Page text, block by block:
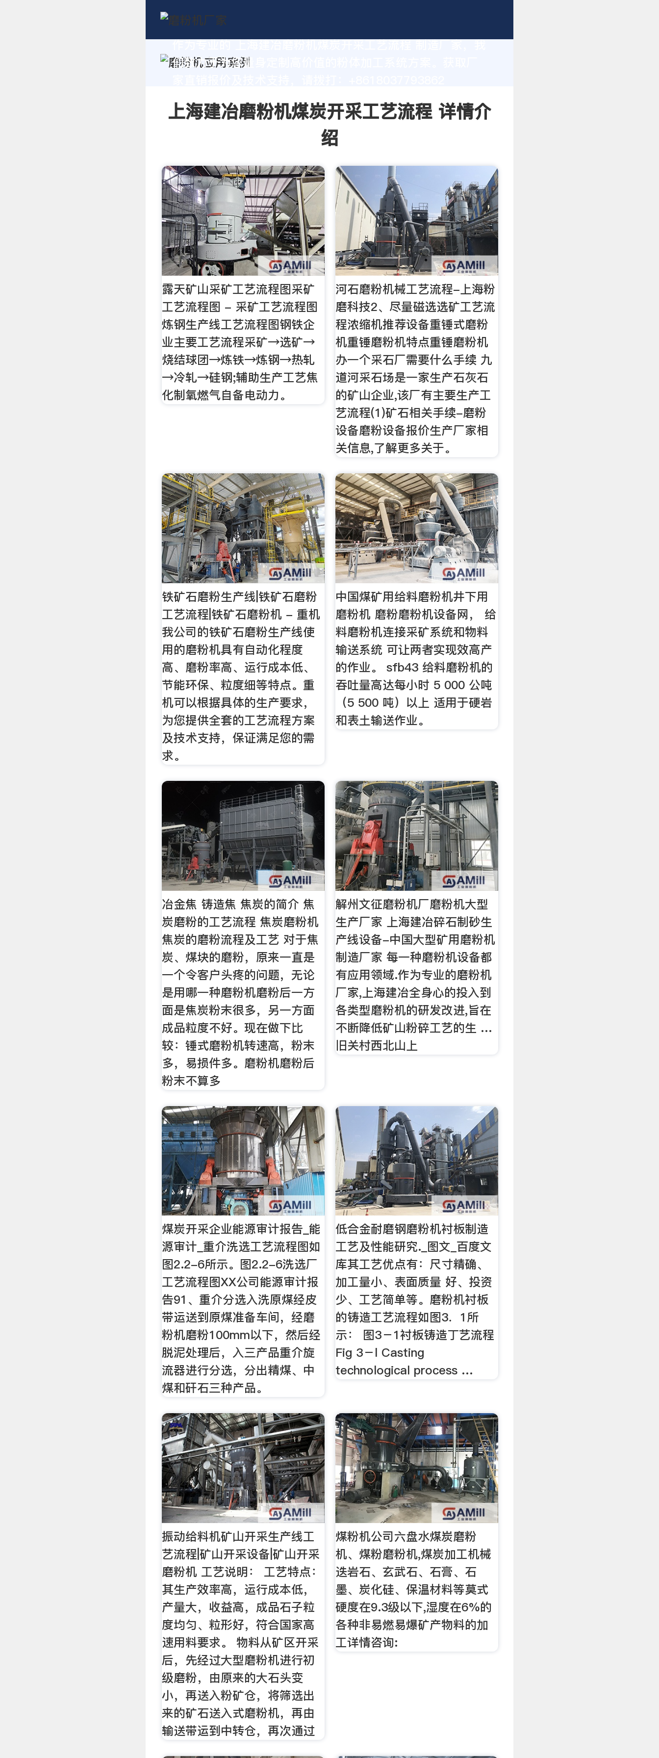
们致力于为您量身定制高价值的粉体加工系统方案。获取厂
上海建冶磨粉机煤炭开采工艺流程 详情介
绍
露天矿山采矿工艺流程图采矿
工艺流程图 - 采矿工艺流程图
炼钢生产线工艺流程图钢铁企
业主要工艺流程采矿→选矿→
烧结球团→炼铁→炼钢→热轧
→冷轧→硅钢;辅助生产工艺焦
化制氧燃气自备电动力。
河石磨粉机械工艺流程-上海粉
磨科技2、尽量磁选选矿工艺流
程浓缩机推荐设备重锤式磨粉
机重锤磨粉机特点重锤磨粉机
办一个采石厂需要什么手续 九
道河采石场是一家生产石灰石
的矿山企业,该厂有主要生产工
艺流程(1)矿石相关手续-磨粉
设备磨粉设备报价生产厂家相
关信息,了解更多关于。
铁矿石磨粉生产线|铁矿石磨粉
工艺流程|铁矿石磨粉机 - 重机
我公司的铁矿石磨粉生产线使
用的磨粉机具有自动化程度
高、磨粉率高、运行成本低、
节能环保、粒度细等特点。重
机可以根据具体的生产要求，
为您提供全套的工艺流程方案
及技术支持，保证满足您的需
求。
中国煤矿用给料磨粉机井下用
磨粉机 磨粉磨粉机设备网， 给
料磨粉机连接采矿系统和物料
输送系统 可让两者实现效高产
的作业。 sfb43 给料磨粉机的
吞吐量高达每小时 5 000 公吨
（5 500 吨）以上 适用于硬岩
和表土输送作业。
冶金焦 铸造焦 焦炭的简介 焦
炭磨粉的工艺流程 焦炭磨粉机
焦炭的磨粉流程及工艺 对于焦
炭、煤块的磨粉，原来一直是
一个令客户头疼的问题，无论
是用哪一种磨粉机磨粉后一方
面是焦炭粉末很多，另一方面
成品粒度不好。现在做下比
较：锤式磨粉机转速高，粉末
多，易损件多。磨粉机磨粉后
粉末不算多
解州文征磨粉机厂磨粉机大型
生产厂家 上海建冶碎石制砂生
产线设备-中国大型矿用磨粉机
制造厂家 每一种磨粉机设备都
有应用领域.作为专业的磨粉机
厂家,上海建冶全身心的投入到
各类型磨粉机的研发改进,旨在
不断降低矿山粉碎工艺的生 …
旧关村西北山上
煤炭开采企业能源审计报告_能
源审计_重介洗选工艺流程图如
图2.2-6所示。图2.2-6洗选厂
工艺流程图XX公司能源审计报
告91、重介分选入洗原煤经皮
带运送到原煤准备车间，经磨
粉机磨粉100mm以下，然后经
脱泥处理后，入三产品重介旋
流器进行分选，分出精煤、中
煤和矸石三种产品。
低合金耐磨钢磨粉机衬板制造
工艺及性能研究._图文_百度文
库其工艺优点有：尺寸精确、
加工量小、表面质量 好、投资
少、工艺简单等。磨粉机衬板
的铸造工艺流程如图3．1所
示： 图3－1衬板铸造丁艺流程
Fig 3－l Casting
technological process …
振动给料机矿山开采生产线工
艺流程|矿山开采设备|矿山开采
磨粉机 工艺说明： 工艺特点：
其生产效率高，运行成本低，
产量大，收益高，成品石子粒
度均匀、粒形好，符合国家高
速用料要求。 物料从矿区开采
后，先经过大型磨粉机进行初
级磨粉，由原来的大石头变
小，再送入粉矿仓，将筛选出
来的矿石送入式磨粉机，再由
输送带运到中转仓，再次通过
煤粉机公司六盘水煤炭磨粉
机、煤粉磨粉机,煤炭加工机械
迭岩石、玄武石、石膏、石
墨、炭化硅、保温材料等莫式
硬度在9.3级以下,湿度在6%的
各种非易燃易爆矿产物料的加
工详情咨询: